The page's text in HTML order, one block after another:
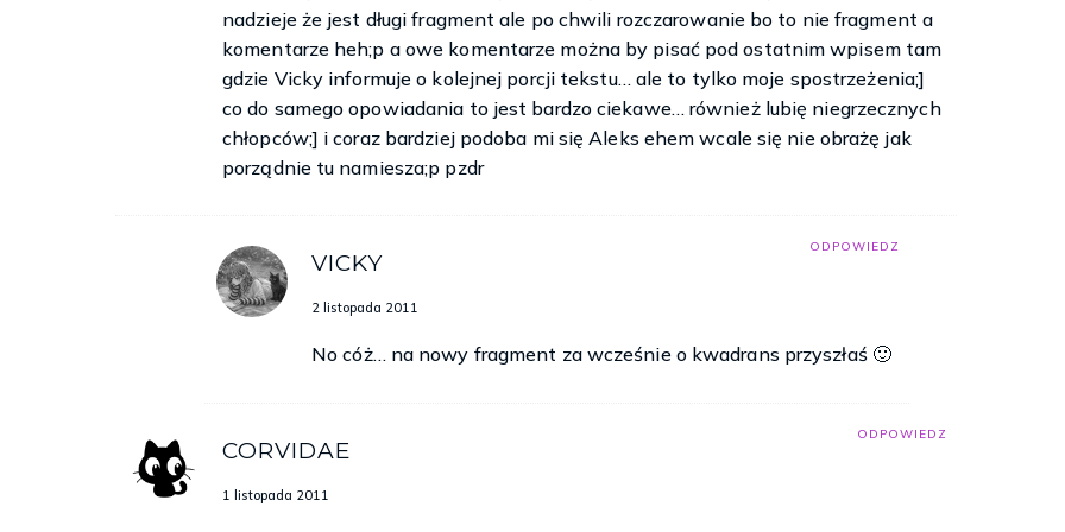
jeszcze tylko bardziej się pogłębiła. Wszystko było cudowne, jednak do czasu, gdyż pierwszy dzień
szkoły wtargnął brutalnie, z brudnymi buciorami, w moje życie.
– Maja, Maja – usłyszałam dziecięcy głos i poczułam, że ktoś szarpie mnie za rękaw.
Spojrzałam z uśmiechem na pięciolatka, który wyrwał mnie z zadumy. Pogładziłam dłonią jego jasną
– Musisz zobaczyć co zbudowaliśmy! – oznajmił pełnym przejęcia głosem.
Wstałam i dałam się poprowadzić za rękę w stronę budujących z klocków chłopców. To był jedyny,
przedszkolu. Dzieci już zdążyły mnie pokochać, a ja szczerze odwzajemniałam ich miłość. O tej porze
dzieci zaczęła się pomniejszać, aż w końcu zostałam tylko ja i Aron. Chłopiec, z zaciętym wyrazem
twarzy, pilnie studiował jakąś dziecięcą książeczkę. Posprzątałam porozrzucane po stołach kredki i
kolorowanki, poukładałam wszystkie zabawki, a potem usiadłam tuż obok niego. Wiedziałam, że
nadzieje że jest długi fragment ale po chwili rozczarowanie bo to nie fragment a
komentarze heh;p a owe komentarze można by pisać pod ostatnim wpisem tam
gdzie Vicky informuje o kolejnej porcji tekstu… ale to tylko moje spostrzeżenia;]
co do samego opowiadania to jest bardzo ciekawe… również lubię niegrzecznych
chłopców;] i coraz bardziej podoba mi się Aleks ehem wcale się nie obrażę jak
porządnie tu namiesza;p pzdr
ODPOWIEDZ
VICKY
2 listopada 2011
No cóż… na nowy fragment za wcześnie o kwadrans przyszłaś 🙂
ODPOWIEDZ
CORVIDAE
1 listopada 2011